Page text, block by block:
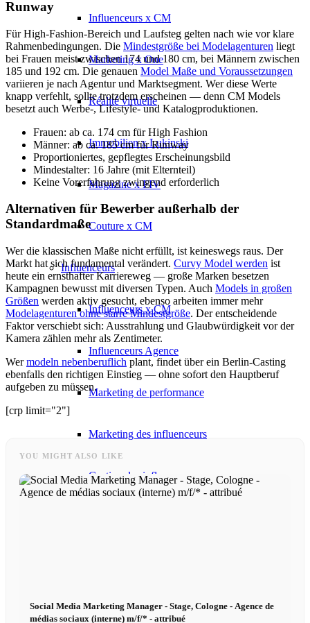
Influenceurs x CM
Marketing x One
Réalité virtuelle
Immobilien x Lukinski
Magazine x FIV
Couture x CM
Influenceurs
Influenceurs x CM
Influenceurs Agence
Marketing de performance
Marketing des influenceurs
Gestion des influenceurs
Devenir mannequin 2026
Runway
Für High-Fashion-Bereich und Laufsteg gelten nach wie vor klare
Rahmenbedingungen. Die Mindestgröße bei Modelagenturen liegt
bei Frauen meist zwischen 174 und 180 cm, bei Männern zwischen
185 und 192 cm. Die genauen Model Maße und Voraussetzungen
variieren je nach Agentur und Marktsegment. Wer diese Werte
knapp verfehlt, sollte trotzdem erscheinen — denn CM Models
besetzt auch Werbe-, Lifestyle- und Katalogproduktionen.
Frauen: ab ca. 174 cm für High Fashion
Männer: ab ca. 185 cm für Runway
Proportioniertes, gepflegtes Erscheinungsbild
Mindestalter: 16 Jahre (mit Elternteil)
Keine Vorerfahrung zwingend erforderlich
Alternativen für Bewerber außerhalb der
Standardmaße
Wer die klassischen Maße nicht erfüllt, ist keineswegs raus. Der
Markt hat sich fundamental verändert. Curvy Model werden ist
heute ein ernsthafter Karriereweg — große Marken besetzen
Kampagnen bewusst mit diversen Typen. Auch Models in großen
Größen werden aktiv gesucht, ebenso arbeiten immer mehr
Modelagenturen ohne starre Mindestgröße. Der entscheidende
Faktor verschiebt sich: Ausstrahlung und Glaubwürdigkeit vor der
Kamera zählen mehr als Zentimeter.
Wermodeln nebenberuflich plant, findet über ein Berlin-Casting
ebenfalls den richtigen Einstieg — ohne sofort den Hauptberuf
aufgeben zu müssen.
[crp limit="2"]
YOU MIGHT ALSO LIKE
Social Media Marketing Manager - Stage, Cologne - Agence de
médias sociaux (interne) m/f/* - attribué